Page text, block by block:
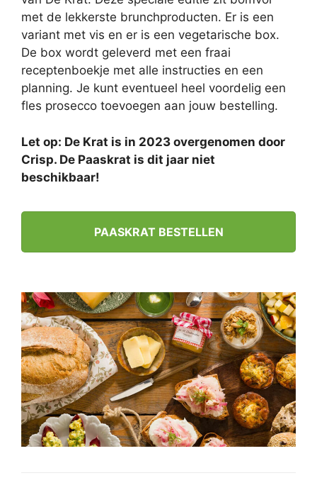
met de lekkerste brunchproducten. Er is een
variant met vis en er is een vegetarische box.
De box wordt geleverd met een fraai
receptenboekje met alle instructies en een
planning. Je kunt eventueel heel voordelig een
fles prosecco toevoegen aan jouw bestelling.
Let op: De Krat is in 2023 overgenomen door
Crisp. De Paaskrat is dit jaar niet
beschikbaar!
PAASKRAT BESTELLEN